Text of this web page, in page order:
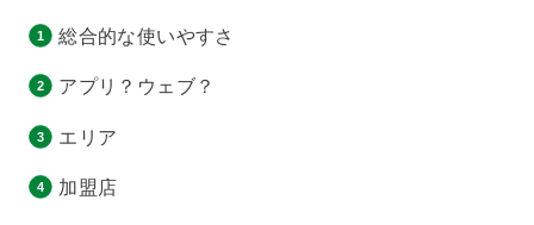
総合的な使いやすさ
アプリ？ウェブ？
エリア
加盟店